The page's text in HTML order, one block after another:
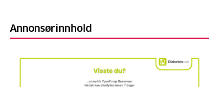
Annonsørinnhold